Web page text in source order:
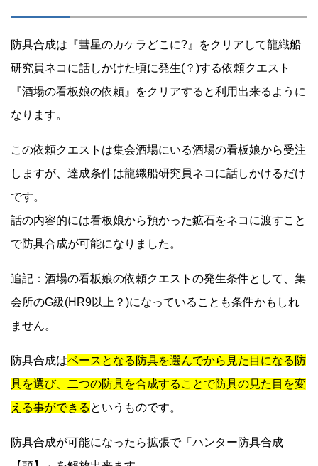
防具合成は『彗星のカケラどこに?』をクリアして龍織船
研究員ネコに話しかけた頃に発生(？)する依頼クエスト
『酒場の看板娘の依頼』をクリアすると利用出来るように
なります。
この依頼クエストは集会酒場にいる酒場の看板娘から受注
しますが、達成条件は龍織船研究員ネコに話しかけるだけ
です。
話の内容的には看板娘から預かった鉱石をネコに渡すこと
で防具合成が可能になりました。
追記：酒場の看板娘の依頼クエストの発生条件として、集
会所のG級(HR9以上？)になっていることも条件かもしれ
ません。
防具合成はベースとなる防具を選んでから見た目になる防
具を選び、二つの防具を合成することで防具の見た目を変
える事ができる というものです。
防具合成が可能になったら拡張で「ハンター防具合成